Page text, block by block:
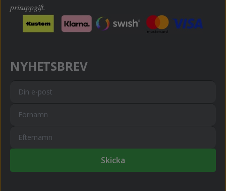
prisuppgift.
NYHETSBREV
Skicka